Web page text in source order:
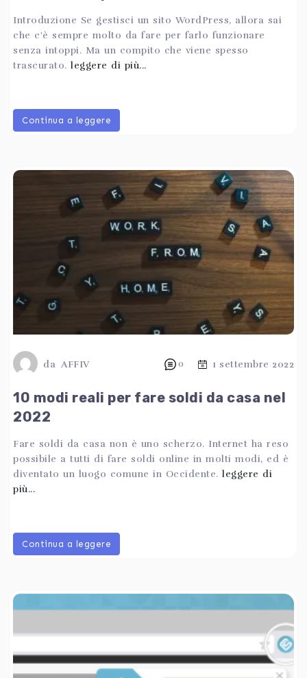
Introduzione Se gestisci un sito WordPress, allora sai
che c'è sempre molto da fare per farlo funzionare
senza intoppi. Ma un compito che viene spesso
trascurato. leggere di più...
Continua a leggere
da AFFIV 0 1 settembre 2022
10 modi reali per fare soldi da casa nel
2022
Fare soldi da casa non è uno scherzo. Internet ha reso
possibile a tutti di fare soldi online in molti modi, ed è
diventato un luogo comune in Occidente. leggere di
più...
Continua a leggere